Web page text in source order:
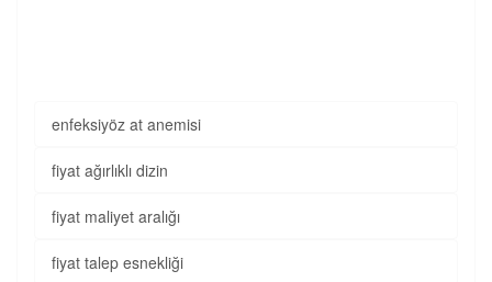
enfeksiyöz at anemisi
fiyat ağırlıklı dizin
fiyat maliyet aralığı
fiyat talep esnekliği